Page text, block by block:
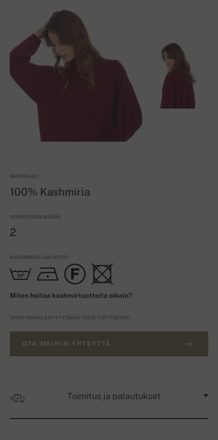
MATERIAALI
100% Kashmiria
KERROKSIEN MÄÄRÄ
2
KASHMIRVILLAN HOITO
Miten hoitaa kashmirtuotteita oikein?
ONKO SINULLA KYSYTTÄVÄÄ TÄSTÄ TUOTTEESTA?
OTA MEIHIN YHTEYTTÄ
Toimitus ja palautukset